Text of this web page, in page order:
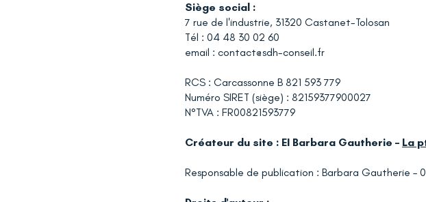
Siège social :
7 rue de l'industrie, 31320 Castanet-Tolosan
Tél : 04 48 30 02 60
email : contact@sdh-conseil.fr
RCS : Carcassonne B 821 593 779
Numéro SIRET (siège) : 82159377900027
N°TVA : FR00821593779
Créateur du site : EI Barbara Gautherie – La
Responsable de publication : Barbara Gautherie –